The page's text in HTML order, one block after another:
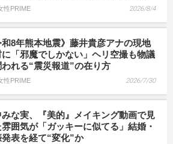
性PRIME 2026/8/4
和8年熊本地震》藤井貴彦アナの現地
「邪魔でしかない」ヘリ空撮も物議
れる“震災報道”の在り方
性PRIME 2026/7/30
みな実、『美的』メイキング動画で見
囲気が「ガッキーに似てる」結婚・
表を経て“変化”か